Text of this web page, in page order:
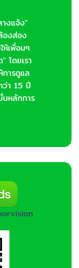
างแจ้ง"
องส่อง
ห้เพื่อนๆ
โดยเรา
การดูแล
ว่า 15 ปี
นหลักการ